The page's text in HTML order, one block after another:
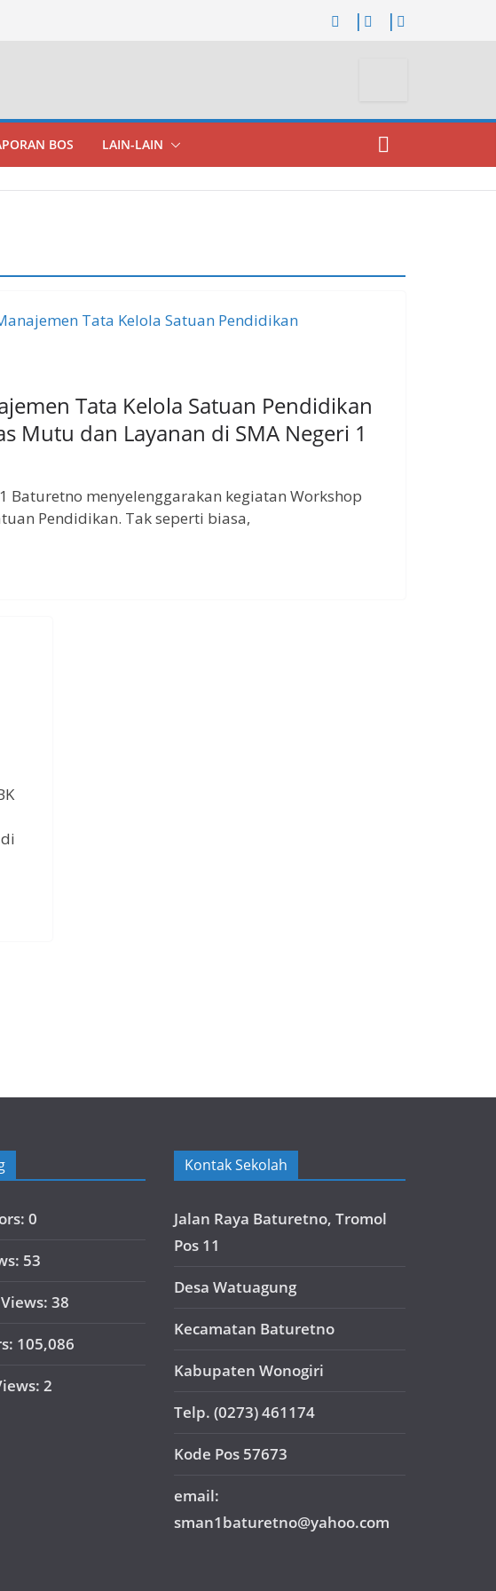
BOS LAIN-LAIN
Tata Kelola Satuan Pendidikan
Mutu dan Layanan di SMA Negeri 1
Baturetno menyelenggarakan kegiatan Workshop
Pendidikan. Tak seperti biasa,
0
53
38
105,086
2
Kontak Sekolah
Jalan Raya Baturetno, Tromol
Pos 11
Desa Watuagung
Kecamatan Baturetno
Kabupaten Wonogiri
Telp. (0273) 461174
Kode Pos 57673
email:
sman1baturetno@yahoo.com